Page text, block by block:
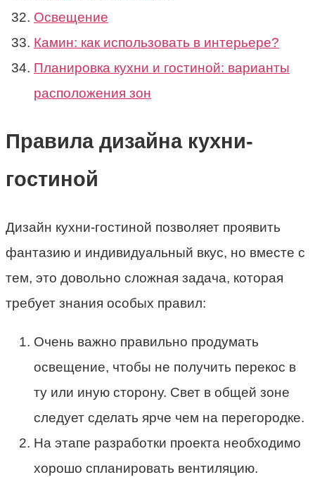
Освещение
Камин: как использовать в интерьере?
Планировка кухни и гостиной: варианты
расположения зон
Правила дизайна кухни-
гостиной
Дизайн кухни-гостиной позволяет проявить
фантазию и индивидуальный вкус, но вместе с
тем, это довольно сложная задача, которая
требует знания особых правил:
Очень важно правильно продумать
освещение, чтобы не получить перекос в
ту или иную сторону. Свет в общей зоне
следует сделать ярче чем на перегородке.
На этапе разработки проекта необходимо
хорошо спланировать вентиляцию.